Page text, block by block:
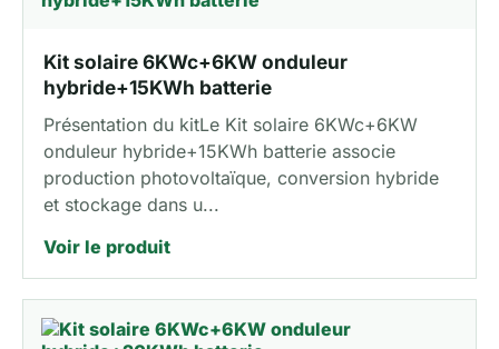
Kit solaire 6KWc+6KW onduleur
hybride+15KWh batterie
Présentation du kitLe Kit solaire 6KWc+6KW
onduleur hybride+15KWh batterie associe
production photovoltaïque, conversion hybride
et stockage dans u...
Voir le produit